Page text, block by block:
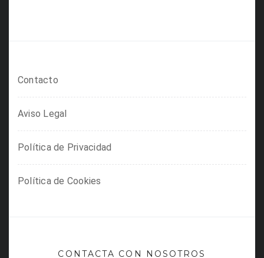
Contacto
Aviso Legal
Política de Privacidad
Política de Cookies
CONTACTA CON NOSOTROS